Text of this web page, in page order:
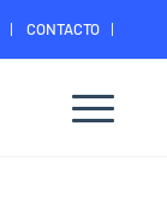
CONTACTO